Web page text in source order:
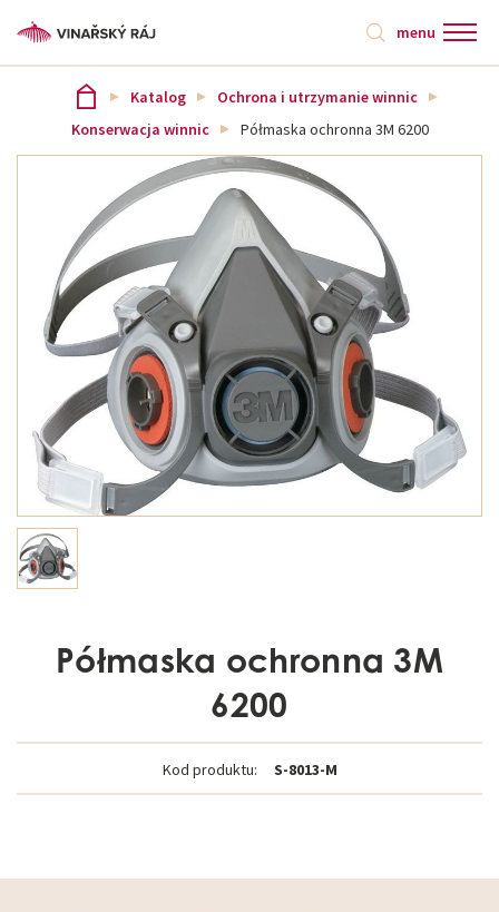
menu
Katalog
Ochrona i utrzymanie winnic
Konserwacja winnic
Półmaska ochronna 3M 6200
Półmaska ochronna 3M
6200
Kod produktu: S-8013-M